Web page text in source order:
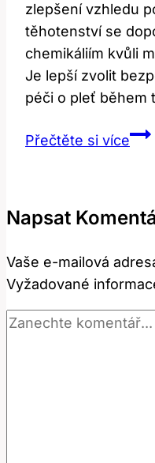
zlepšení vzhledu
těhotenství se
chemikáliím kvůli
Je lepší zvolit
péči o pleť během
Přečtěte si více
Napsat
Vaše e-mailová
Vyžadované